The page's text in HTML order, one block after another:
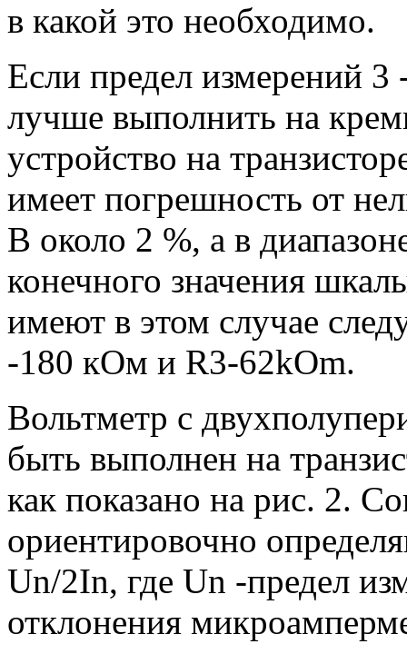
в какой это необходимо.
Если предел измерений
лучше выполнить на
устройство на
имеет погрешность от
В около 2 %, а в
конечного значения
имеют в этом случае
-180 кОм и R3-62kOm.
Вольтметр с
быть выполнен на
как показано на рис. 2.
ориентировочно
Un/2In, где Un -предел
отклонения